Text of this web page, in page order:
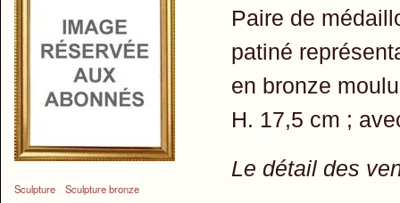
Sculpture Sculpture bronze
Paire de
patiné
en bronze
H. 17,5 cm ;
Le détail des